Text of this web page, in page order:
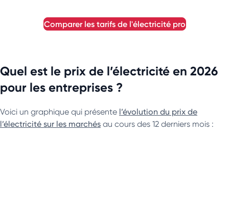
comparer les tarifs de l'électricité pro
Quel est le prix de l’électricité en 2026
pour les entreprises ?
Voici un graphique qui présente l’évolution du prix de
l’électricité sur les marchés au cours des 12 derniers mois :